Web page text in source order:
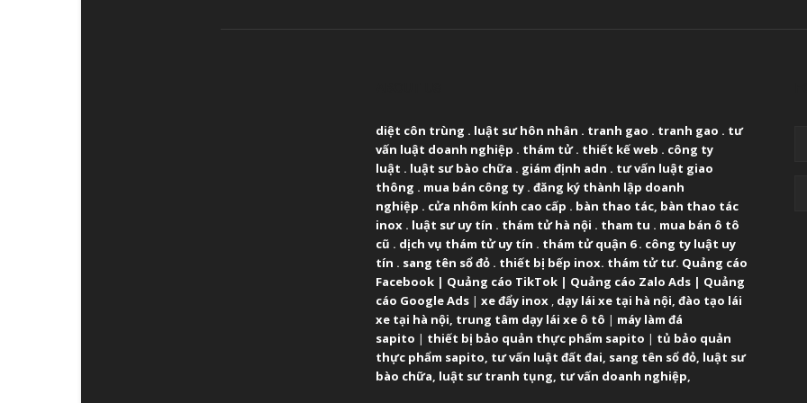
diệt côn trùng . luật sư hôn nhân . tranh gao . tranh gao . tư
vấn luật doanh nghiệp . thám tử. thiết kế web . công ty
luật . luật sư bào chữa . giám định adn . tư vấn luật giao
thông . mua bán công ty . đăng ký thành lập doanh
nghiệp . cửa nhôm kính cao cấp . bàn thao tác, bàn thao tác
inox . luật sư uy tín . thám tử hà nội . tham tu . mua bán ô tô
cũ . dịch vụ thám tử uy tín . thám tử quận 6. công ty luật uy
tín . sang tên sổ đỏ . thiết bị bếp inox. thám tử tư. Quảng cáo
Facebook | Quảng cáo TikTok | Quảng cáo Zalo Ads | Quảng
cáo Google Ads | xe đẩy inox , dạy lái xe tại hà nội, đào tạo lái
xe tại hà nội, trung tâm dạy lái xe ô tô | máy làm đá
sapito | thiết bị bảo quản thực phẩm sapito | tủ bảo quản
thực phẩm sapito, tư vấn luật đất đai, sang tên sổ đỏ, luật sư
bào chữa, luật sư tranh tụng, tư vấn doanh nghiệp,